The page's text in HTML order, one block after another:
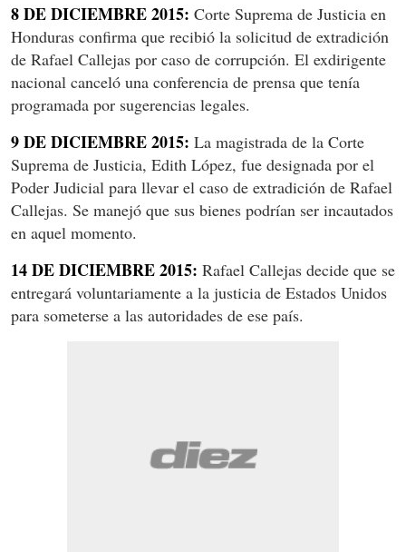
8 DE DICIEMBRE 2015: Corte Suprema de Justicia en
Honduras confirma que recibió la solicitud de extradición
de Rafael Callejas por caso de corrupción. El exdirigente
nacional canceló una conferencia de prensa que tenía
programada por sugerencias legales.
9 DE DICIEMBRE 2015: La magistrada de la Corte
Suprema de Justicia, Edith López, fue designada por el
Poder Judicial para llevar el caso de extradición de Rafael
Callejas. Se manejó que sus bienes podrían ser incautados
en aquel momento.
14 DE DICIEMBRE 2015: Rafael Callejas decide que se
entregará voluntariamente a la justicia de Estados Unidos
para someterse a las autoridades de ese país.